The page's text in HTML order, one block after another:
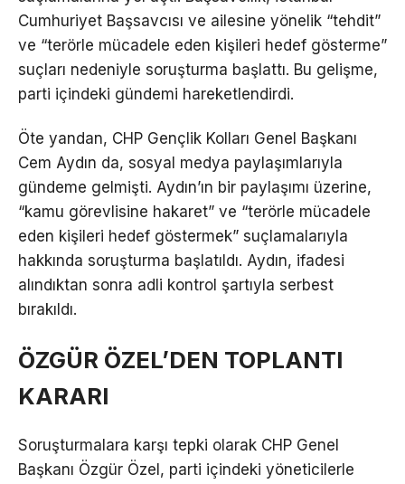
Cumhuriyet Başsavcısı ve ailesine yönelik “tehdit”
ve “terörle mücadele eden kişileri hedef gösterme”
suçları nedeniyle soruşturma başlattı. Bu gelişme,
parti içindeki gündemi hareketlendirdi.
Öte yandan, CHP Gençlik Kolları Genel Başkanı
Cem Aydın da, sosyal medya paylaşımlarıyla
gündeme gelmişti. Aydın’ın bir paylaşımı üzerine,
“kamu görevlisine hakaret” ve “terörle mücadele
eden kişileri hedef göstermek” suçlamalarıyla
hakkında soruşturma başlatıldı. Aydın, ifadesi
alındıktan sonra adli kontrol şartıyla serbest
bırakıldı.
ÖZGÜR ÖZEL’DEN TOPLANTI
KARARI
Soruşturmalara karşı tepki olarak CHP Genel
Başkanı Özgür Özel, parti içindeki yöneticilerle